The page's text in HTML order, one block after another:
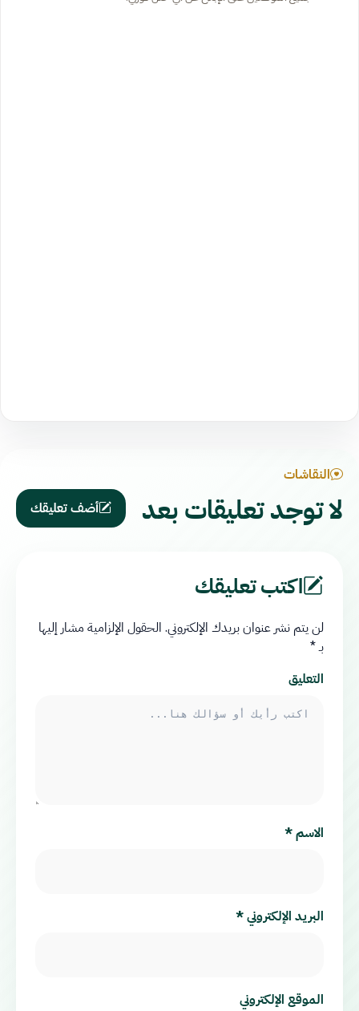
النقاشات
لا توجد تعليقات بعد أضف تعليقك
اكتب تعليقك
لن يتم نشر عنوان بريدك الإلكتروني. الحقول الإلزامية مشار إليها
بـ*
التعليق
الاسم*
البريد الإلكتروني*
الموقع الإلكتروني